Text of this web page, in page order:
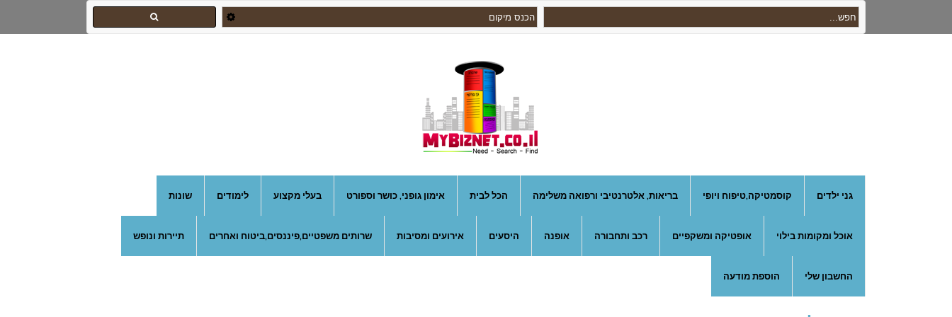
גני ילדים קוסמטיקה,טיפוח ויופי בריאות, אלטרנטיבי ורפואה משלימה הכל לבית אימון גופני, כושר וספורט בעלי מקצוע לימודים שונות
אוכל ומקומות בילוי אופטיקה ומשקפיים רכב ותחבורה אופנה היסעים אירועים ומסיבות שרותים משפטיים,פיננסים,ביטוח ואחרים תיירות ונופש
החשבון שלי הוספת מודעה
צהרון בקרית אונו